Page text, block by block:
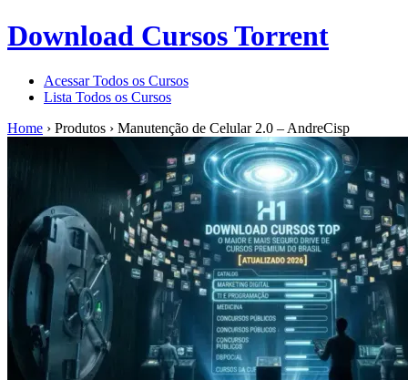
Download Cursos Torrent
Acessar Todos os Cursos
Lista Todos os Cursos
Home › Produtos › Manutenção de Celular 2.0 – AndreCisp